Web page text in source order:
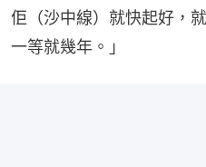
佢（沙中線）就快起好，
一等就幾年。」